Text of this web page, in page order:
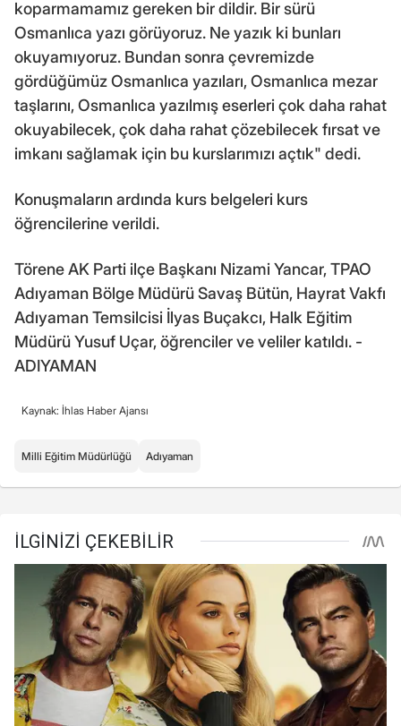
koparmamamız gereken bir dildir. Bir sürü
Osmanlıca yazı görüyoruz. Ne yazık ki bunları
okuyamıyoruz. Bundan sonra çevremizde
gördüğümüz Osmanlıca yazıları, Osmanlıca mezar
taşlarını, Osmanlıca yazılmış eserleri çok daha rahat
okuyabilecek, çok daha rahat çözebilecek fırsat ve
imkanı sağlamak için bu kurslarımızı açtık" dedi.
Konuşmaların ardında kurs belgeleri kurs
öğrencilerine verildi.
Törene AK Parti ilçe Başkanı Nizami Yancar, TPAO
Adıyaman Bölge Müdürü Savaş Bütün, Hayrat Vakfı
Adıyaman Temsilcisi İlyas Buçakcı, Halk Eğitim
Müdürü Yusuf Uçar, öğrenciler ve veliler katıldı. -
ADIYAMAN
Kaynak: İhlas Haber Ajansı
Milli Eğitim Müdürlüğü Adıyaman